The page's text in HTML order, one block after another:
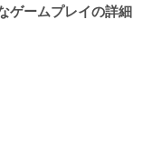
ゲームプレイの詳細